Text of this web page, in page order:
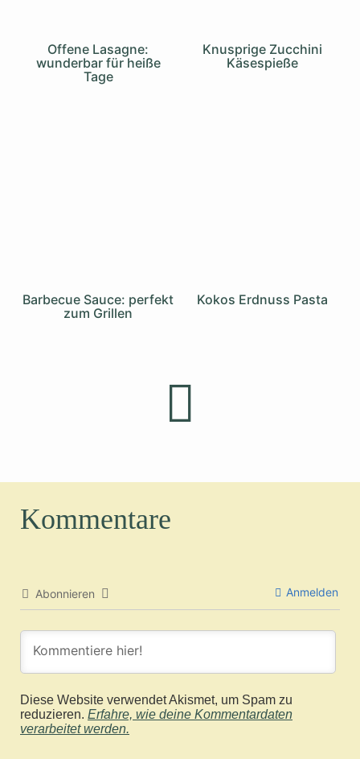
Offene Lasagne:
wunderbar für heiße
Tage
Knusprige Zucchini
Käsespieße
Barbecue Sauce: perfekt
zum Grillen
Kokos Erdnuss Pasta
Kommentare
Abonnieren Anmelden
Diese Website verwendet Akismet, um Spam zu
reduzieren. Erfahre, wie deine Kommentardaten
verarbeitet werden.